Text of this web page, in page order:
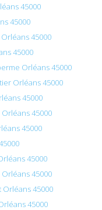
45000
45000
45000
45000
Orléans 45000
Orléans 45000
45000
45000
45000
45000
45000
45000
45000